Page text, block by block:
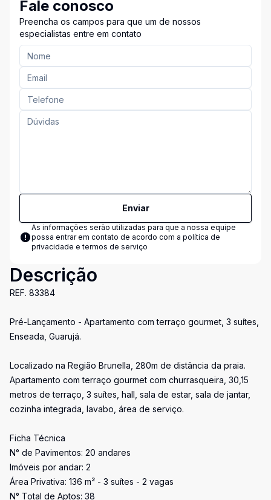
Fale conosco
Preencha os campos para que um de nossos
especialistas entre em contato
Enviar
As informações serão utilizadas para que a nossa equipe
possa entrar em contato de acordo com a política de
privacidade e termos de serviço
Descrição
REF. 83384
Pré-Lançamento - Apartamento com terraço gourmet, 3 suítes,
Enseada, Guarujá.
Localizado na Região Brunella, 280m de distância da praia.
Apartamento com terraço gourmet com churrasqueira, 30,15
metros de terraço, 3 suítes, hall, sala de estar, sala de jantar,
cozinha integrada, lavabo, área de serviço.
Ficha Técnica
N° de Pavimentos: 20 andares
Imóveis por andar: 2
Área Privativa: 136 m² - 3 suítes - 2 vagas
N° Total de Aptos: 38